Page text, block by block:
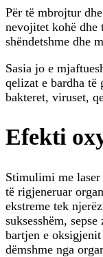
Për të mbrojtur
nevojitet kohë dhe
shëndetshme dhe
Sasia jo e
qelizat e bardha
bakteret, viruset,
Efekti
Stimulimi me laser
të rigjeneruar
ekstreme tek
suksesshëm,
bartjen e
dëmshme nga